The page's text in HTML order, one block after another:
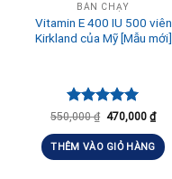
BÁN CHẠY
Vitamin E 400 IU 500 viên
Kirkland của Mỹ [Mẫu mới]
Được xếp
5 sao
550,000₫ 470,000 ₫
THÊM VÀO GIỎ HÀNG